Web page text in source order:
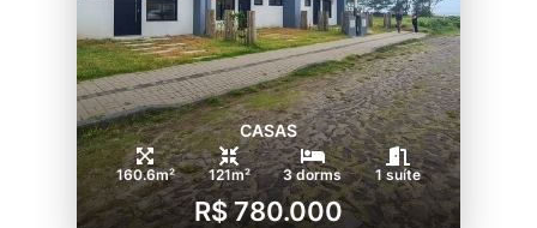
CASAS
160.6m² 121m² 3 dorms 1 suíte
R$ 780.000